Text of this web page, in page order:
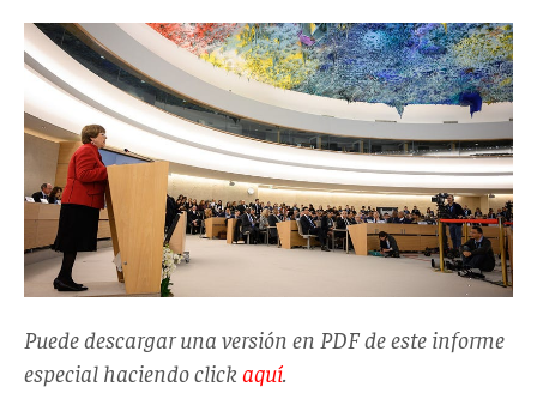
Puede descargar una versión en PDF de este informe
especial haciendo click aquí